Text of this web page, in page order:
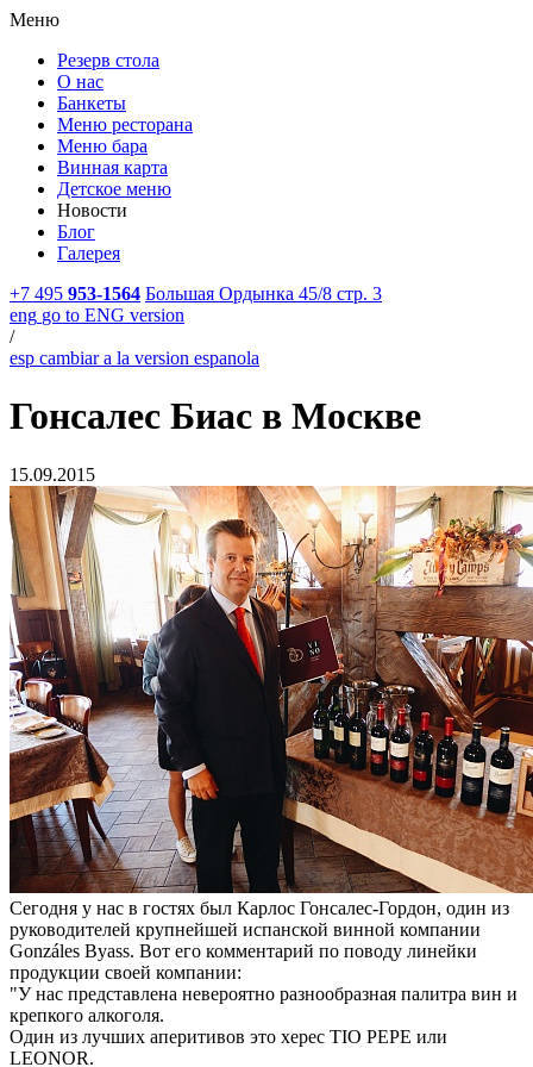
Меню
Резерв стола
О нас
Банкеты
Меню ресторана
Меню бара
Винная карта
Детское меню
Новости
Блог
Галерея
+7 495 953-1564 Большая Ордынка 45/8 стр. 3
eng go to ENG version
/
esp cambiar a la version espanola
Гонсалес Биас в Москве
15.09.2015
Сегодня у нас в гостях был Карлос Гонсалес-Гордон, один из
руководителей крупнейшей испанской винной компании
Gonzáles Byass. Вот его комментарий по поводу линейки
продукции своей компании:
"У нас представлена невероятно разнообразная палитра вин и
крепкого алкоголя.
Один из лучших аперитивов это херес TIO PEPE или
LEONOR.